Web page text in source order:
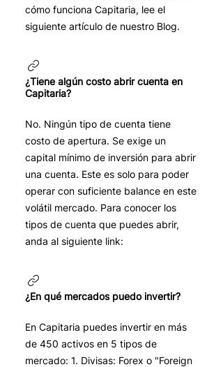
cómo funciona Capitaria, lee el
siguiente artículo de nuestro Blog.
¿Tiene algún costo abrir cuenta en
Capitaria?
No. Ningún tipo de cuenta tiene
costo de apertura. Se exige un
capital mínimo de inversión para abrir
una cuenta. Este es solo para poder
operar con suficiente balance en este
volátil mercado. Para conocer los
tipos de cuenta que puedes abrir,
anda al siguiente link:
¿En qué mercados puedo invertir?
En Capitaria puedes invertir en más
de 450 activos en 5 tipos de
mercado: 1. Divisas: Forex o "Foreign